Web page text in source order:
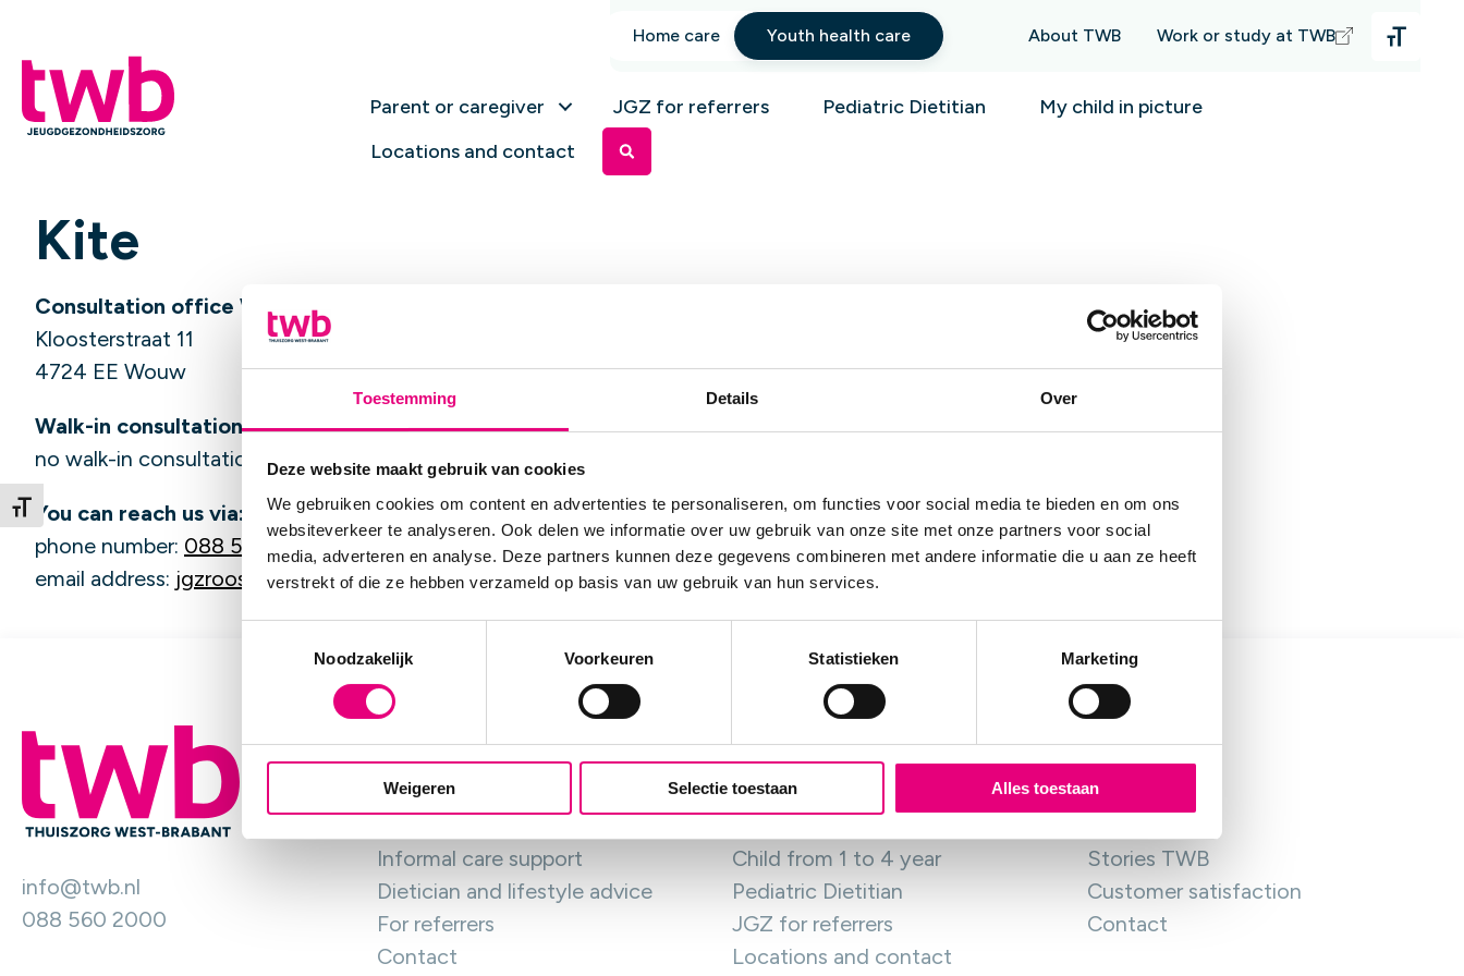
Kies grootte van het lettertype
Toestemming Details Over
Deze website maakt gebruik van cookies
We gebruiken cookies om content en advertenties te personaliseren, om functies voor social media te bieden en om ons
websiteverkeer te analyseren. Ook delen we informatie over uw gebruik van onze site met onze partners voor social
media, adverteren en analyse. Deze partners kunnen deze gegevens combineren met andere informatie die u aan ze heeft
verstrekt of die ze hebben verzameld op basis van uw gebruik van hun services.
i
Noodzakelijk Voorkeuren Statistieken Marketing
Weigeren Selectie toestaan Alles toestaan
Home care Youth health care About TWB Work or study at TWB
Parent or caregiver JGZ for referrers Pediatric Dietitian
My child in picture
Locations and contact
Kite
Consultation office Wouw
Kloosterstraat 11
4724 EE Wouw
Walk-in consultation hours:
no walk-in consultation hours, make an appointment to come by
You can reach us via:
phone number: 088 560 2000
email address: jgzroosendaal@twb.nl
info@twb.nl
088 560 2000
Home care
Care at home
Informal care support
Dietician and lifestyle advice
For referrers
Contact
Youth health care
I am expecting a child
Child from 1 to 4 year
Pediatric Dietitian
JGZ for referrers
Locations and contact
About Us
About TWB
Stories TWB
Customer satisfaction
Contact